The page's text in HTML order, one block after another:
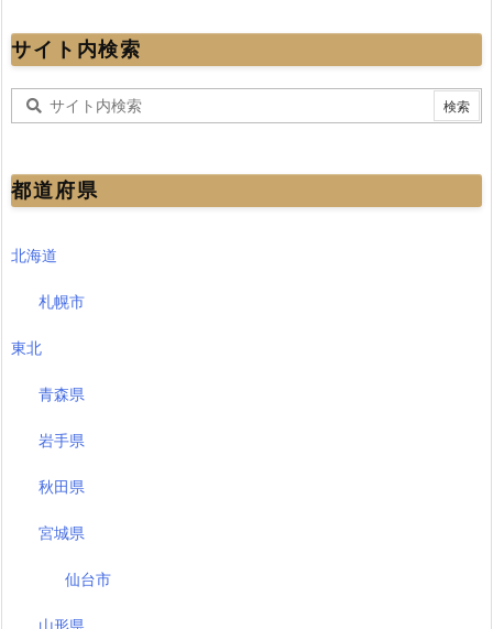
サイト内検索
都道府県
北海道
札幌市
東北
青森県
岩手県
秋田県
宮城県
仙台市